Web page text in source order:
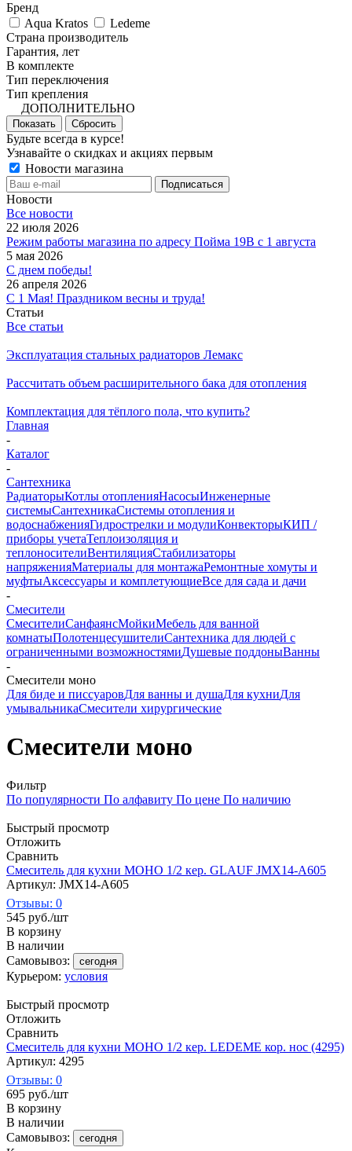
Бренд
Aqua Kratos
Ledeme
Страна производитель
Гарантия, лет
В комплекте
Тип переключения
Тип крепления
ДОПОЛНИТЕЛЬНО
Показать Сбросить
Будьте всегда в курсе!
Узнавайте о скидках и акциях первым
Новости магазина
Новости
Все новости
22 июля 2026
Режим работы магазина по адресу Пойма 19В с 1 августа
5 мая 2026
С днем победы!
26 апреля 2026
С 1 Мая! Праздником весны и труда!
Статьи
Все статьи
Эксплуатация стальных радиаторов Лемакс
Рассчитать объем расширительного бака для отопления
Комплектация для тёплого пола, что купить?
Главная
-
Каталог
-
Сантехника
РадиаторыКотлы отопленияНасосыИнженерные
системыСантехникаСистемы отопления и
водоснабженияГидрострелки и модулиКонвекторыКИП /
приборы учетаТеплоизоляция и
теплоносителиВентиляцияСтабилизаторы
напряженияМатериалы для монтажаРемонтные хомуты и
муфтыАксессуары и комплетующиеВсе для сада и дачи
-
Смесители
СмесителиСанфаянсМойкиМебель для ванной
комнатыПолотенцесушителиСантехника для людей с
ограниченными возможностямиДушевые поддоныВанны
-
Смесители моно
Для биде и писсуаровДля ванны и душаДля кухниДля
умывальникаСмесители хирургические
Смесители моно
Фильтр
По популярности По алфавиту По цене По наличию
Быстрый просмотр
Отложить
Сравнить
Смеситель для кухни МОНО 1/2 кер. GLAUF JMX14-A605
Артикул: JMX14-A605
Отзывы: 0
545 руб./шт
В корзину
В наличии
Самовывоз:
сегодня
Курьером: условия
Быстрый просмотр
Отложить
Сравнить
Смеситель для кухни МОНО 1/2 кер. LEDEME кор. нос (4295)
Артикул: 4295
Отзывы: 0
695 руб./шт
В корзину
В наличии
Самовывоз:
сегодня